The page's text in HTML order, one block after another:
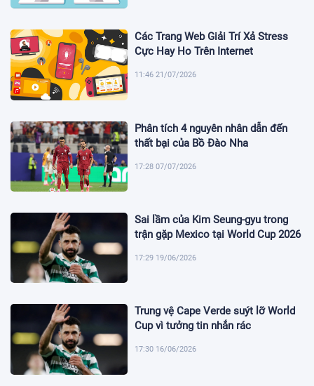
Các Trang Web Giải Trí Xả Stress
Cực Hay Ho Trên Internet
11:46 21/07/2026
Phân tích 4 nguyên nhân dẫn đến
thất bại của Bồ Đào Nha
17:28 07/07/2026
Sai lầm của Kim Seung-gyu trong
trận gặp Mexico tại World Cup 2026
17:29 19/06/2026
Trung vệ Cape Verde suýt lỡ World
Cup vì tưởng tin nhắn rác
17:30 16/06/2026